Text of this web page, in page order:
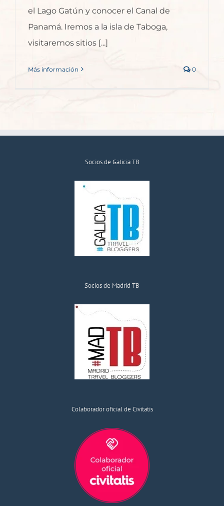
el Lago Gatún y conocer el Canal de
Panamá. Iremos a la isla de Taboga,
visitaremos sitios [...]
Más información 0
Socios de Galicia TB
Socios de Madrid TB
Colaborador oficial de Civitatis